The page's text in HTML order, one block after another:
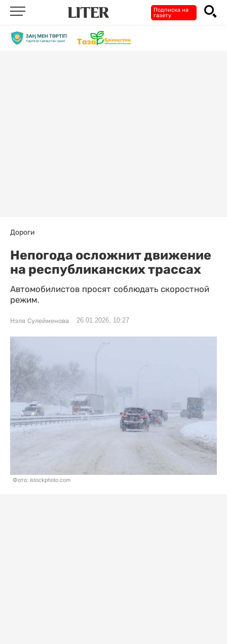
Подписка на
газету
Дороги
Непогода осложнит движение
на республиканских трассах
Автомобилистов просят соблюдать скоростной
режим.
Нэля Сулейменова 26.01.2026, 10:27
Фото: istockphoto.com